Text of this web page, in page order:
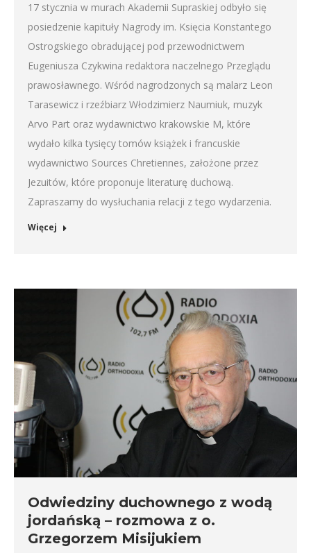
17 stycznia w murach Akademii Supraskiej odbyło się
posiedzenie kapituły Nagrody im. Księcia Konstantego
Ostrogskiego obradującej pod przewodnictwem
Eugeniusza Czykwina redaktora naczelnego Przeglądu
prawosławnego. Wśród nagrodzonych są malarz Leon
Tarasewicz i rzeźbiarz Włodzimierz Naumiuk, muzyk
Arvo Part oraz wydawnictwo krakowskie M, które
wydało kilka tysięcy tomów książek i francuskie
wydawnictwo Sources Chretiennes, założone przez
Jezuitów, które proponuje literaturę duchową.
Zapraszamy do wysłuchania relacji z tego wydarzenia.
Więcej
Odwiedziny duchownego z wodą
jordańską – rozmowa z o.
Grzegorzem Misijukiem